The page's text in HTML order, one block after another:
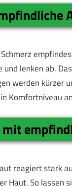
und lenken ab.
werden kürzer
Komfortniveau
mit
reagiert stark
Haut. So lassen